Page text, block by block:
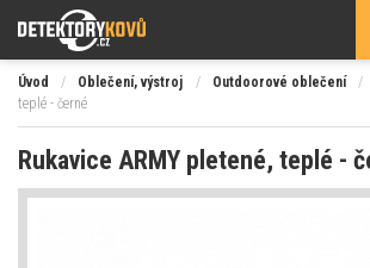
Úvod / Oblečení, výstroj / Outdoorové oblečení /
teplé - černé
Rukavice ARMY pletené, teplé -